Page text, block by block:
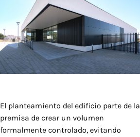
El planteamiento del edificio parte de la
premisa de crear un volumen
formalmente controlado, evitando